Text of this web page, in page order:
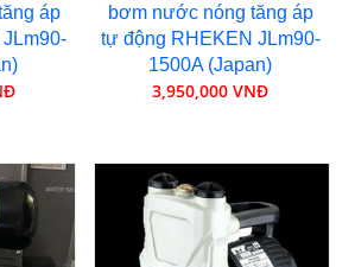
áp
bơm nước nóng tăng áp
tự động RHEKEN JLm90-
1500A (Japan)
3,950,000 VNĐ